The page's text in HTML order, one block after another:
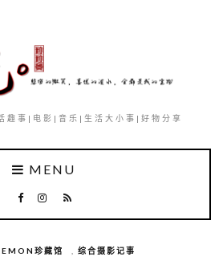
趣事|电影|音乐|生活大小事|好物分享
MENU
珍藏馆 综合摄影记事